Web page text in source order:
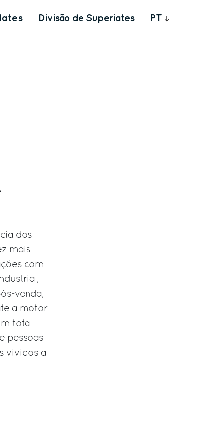
Iates Divisão de Superiates PT
dos
mais
com
venda,
a motor
total
pessoas
vividos a